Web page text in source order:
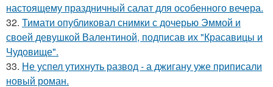
настоящему праздничный салат для особенного вечера.
32. Тимати опубликовал снимки с дочерью Эммой и
своей девушкой Валентиной, подписав их "Красавицы и
Чудовище".
33. Не успел утихнуть развод - а джигану уже приписали
новый роман.